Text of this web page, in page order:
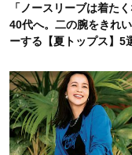
Fashion
オシ
選び
Fashion
【40
いめ
「ノースリーブは着たく
40代へ。二の腕をきれ
ーする【夏トップス】5